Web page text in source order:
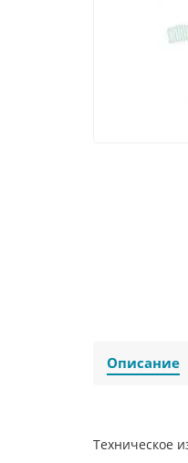
Описание
Техническое